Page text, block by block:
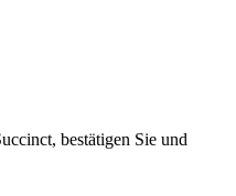
bestätigen Sie und